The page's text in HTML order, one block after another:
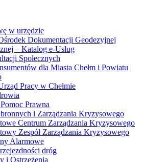
w urzędzie
Dokumentacji Geodezyjnej
– Katalog e-Usług
Społecznych
dla Miasta Chełm i Powiatu
Pracy w Chełmie
Prawna
i Zarządzania Kryzysowego
Centrum Zarządzania Kryzysowego
Zespół Zarządzania Kryzysowego
Alarmowe
dróg
i Ostrzeżenia